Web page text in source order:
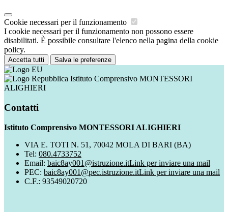
Cookie necessari per il funzionamento
I cookie necessari per il funzionamento non possono essere
disabilitati. È possibile consultare l'elenco nella pagina della cookie
policy.
Accetta tutti Salva le preferenze
Istituto Comprensivo MONTESSORI
ALIGHIERI
Contatti
Istituto Comprensivo MONTESSORI ALIGHIERI
VIA E. TOTI N. 51, 70042 MOLA DI BARI (BA)
Tel: 080.4733752
Email: baic8ay001@istruzione.itLink per inviare una mail
PEC: baic8ay001@pec.istruzione.itLink per inviare una mail
C.F.: 93549020720